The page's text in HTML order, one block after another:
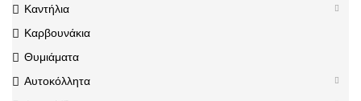
Καντήλια
Καρβουνάκια
Θυμιάματα
Αυτοκόλλητα